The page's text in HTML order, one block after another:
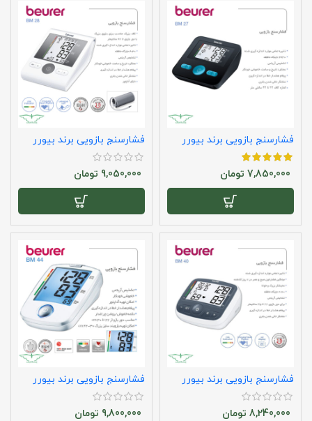
فشارسنج بازویی برند بیورر
مدل bm27
7,850,000 تومان
فشارسنج بازویی برند بیورر
مدل bm28
9,050,000 تومان
فشارسنج بازویی برند بیورر
مدل bm40
8,240,000 تومان
فشارسنج بازویی برند بیورر
مدل bm44
9,800,000 تومان